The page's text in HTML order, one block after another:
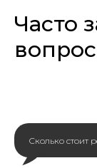
Часто
Сколько стоит